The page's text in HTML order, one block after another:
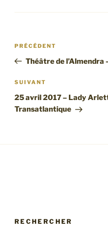
Navigation
l’article
Article
précédent
PRÉCÉDENT
Théâtre de l’Almendra
Article
suivant
SUIVANT
25 avril 2017 – Lady
Transatlantique
RECHERCHER